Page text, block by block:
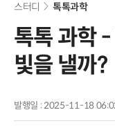
스터디 톡톡과학
톡톡 과학
빛을 낼까?
발행일 : 2025-11-18